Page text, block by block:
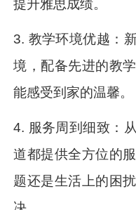
提升雅思成绩。
3. 教学环境优越：
境，配备先进的教
能感受到家的温馨。
4. 服务周到细致：
道都提供全方位的
题还是生活上的困